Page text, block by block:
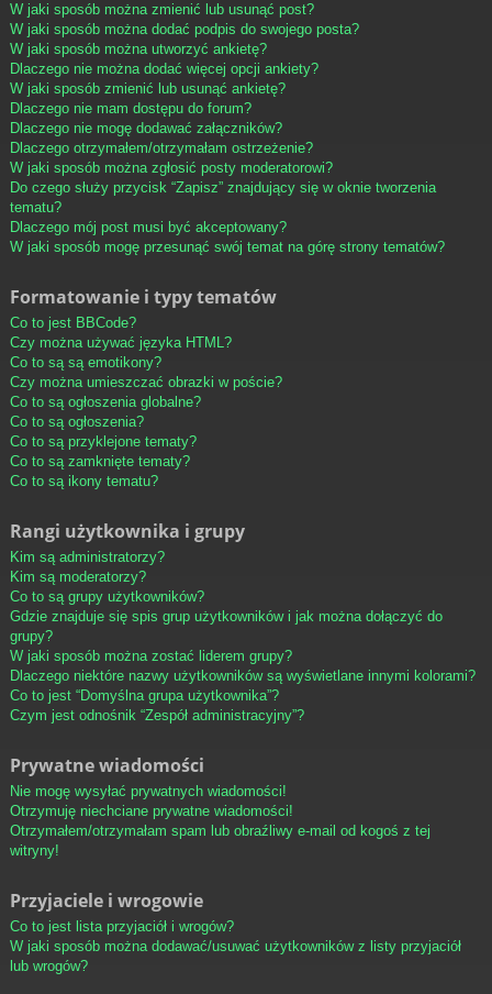
W jaki sposób można zmienić lub usunąć post?
W jaki sposób można dodać podpis do swojego posta?
W jaki sposób można utworzyć ankietę?
Dlaczego nie można dodać więcej opcji ankiety?
W jaki sposób zmienić lub usunąć ankietę?
Dlaczego nie mam dostępu do forum?
Dlaczego nie mogę dodawać załączników?
Dlaczego otrzymałem/otrzymałam ostrzeżenie?
W jaki sposób można zgłosić posty moderatorowi?
Do czego służy przycisk “Zapisz” znajdujący się w oknie tworzenia
tematu?
Dlaczego mój post musi być akceptowany?
W jaki sposób mogę przesunąć swój temat na górę strony tematów?
Formatowanie i typy tematów
Co to jest BBCode?
Czy można używać języka HTML?
Co to są są emotikony?
Czy można umieszczać obrazki w poście?
Co to są ogłoszenia globalne?
Co to są ogłoszenia?
Co to są przyklejone tematy?
Co to są zamknięte tematy?
Co to są ikony tematu?
Rangi użytkownika i grupy
Kim są administratorzy?
Kim są moderatorzy?
Co to są grupy użytkowników?
Gdzie znajduje się spis grup użytkowników i jak można dołączyć do
grupy?
W jaki sposób można zostać liderem grupy?
Dlaczego niektóre nazwy użytkowników są wyświetlane innymi kolorami?
Co to jest “Domyślna grupa użytkownika”?
Czym jest odnośnik “Zespół administracyjny”?
Prywatne wiadomości
Nie mogę wysyłać prywatnych wiadomości!
Otrzymuję niechciane prywatne wiadomości!
Otrzymałem/otrzymałam spam lub obraźliwy e-mail od kogoś z tej
witryny!
Przyjaciele i wrogowie
Co to jest lista przyjaciół i wrogów?
W jaki sposób można dodawać/usuwać użytkowników z listy przyjaciół
lub wrogów?